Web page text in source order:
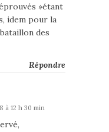
»étant
idem pour la
des
Répondre
à 12 h 30 min